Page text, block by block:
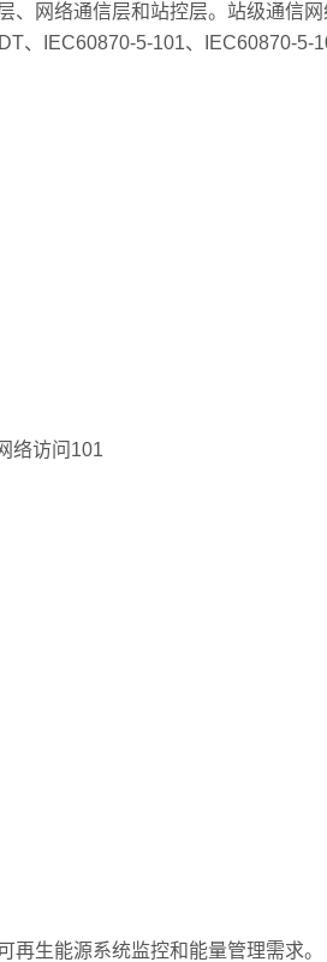
网络通信层和站控层。站级通信网
、IEC60870-5-101、IEC60870-5-
络访问101
生能源系统监控和能量管理需求。